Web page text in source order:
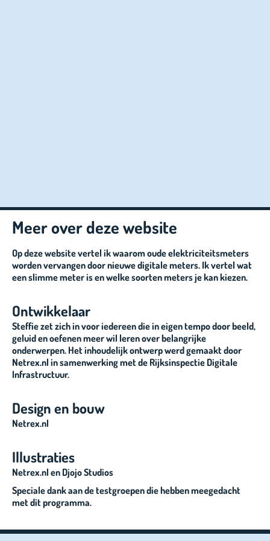
Meer over deze website
Op deze website vertel ik waarom oude elektriciteitsmeters
worden vervangen door nieuwe digitale meters. Ik vertel wat
een slimme meter is en welke soorten meters je kan kiezen.
Ontwikkelaar
Steffie zet zich in voor iedereen die in eigen tempo door beeld,
geluid en oefenen meer wil leren over belangrijke
onderwerpen. Het inhoudelijk ontwerp werd gemaakt door
Netrex.nl in samenwerking met de Rijksinspectie Digitale
Infrastructuur.
Design en bouw
Netrex.nl
Illustraties
Netrex.nl en Djojo Studios
Speciale dank aan de testgroepen die hebben meegedacht
met dit programma.